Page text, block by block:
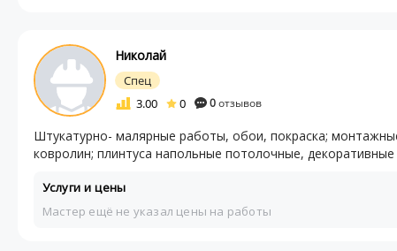
Николай
Спец
3.00
0 0отзывов
Штукатурно- малярные работы, обои, покраска;
ковролин; плинтуса напольные потолочные,
Услуги и цены
Мастер ещё не указал цены на работы